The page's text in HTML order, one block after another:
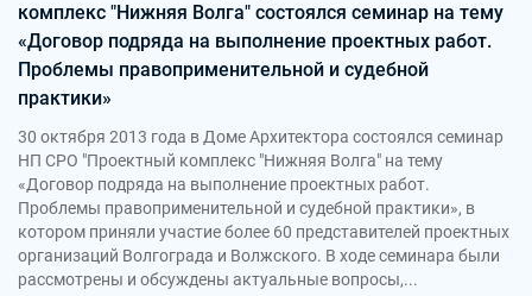
комплекс "Нижняя Волга" состоялся семинар на тему
«Договор подряда на выполнение проектных работ.
Проблемы правоприменительной и судебной
практики»
30 октября 2013 года в Доме Архитектора состоялся семинар
НП СРО "Проектный комплекс "Нижняя Волга" на тему
«Договор подряда на выполнение проектных работ.
Проблемы правоприменительной и судебной практики», в
котором приняли участие более 60 представителей проектных
организаций Волгограда и Волжского. В ходе семинара были
рассмотрены и обсуждены актуальные вопросы,...